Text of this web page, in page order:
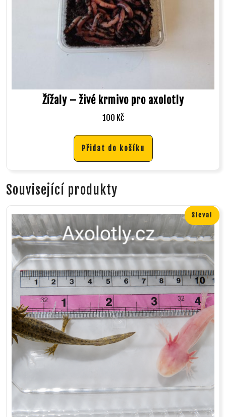
Žížaly – živé krmivo pro axolotly
100 Kč
Přidat do košíku
Související produkty
Sleva!